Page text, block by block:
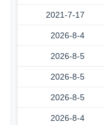
2021-7-17
2026-8-4
2026-8-5
2026-8-5
2026-8-5
2026-8-4